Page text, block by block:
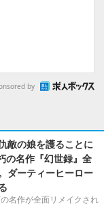
by
敵の娘を護ることに
の名作『幻世録』全
ダーティーヒーロー
名作が全面リメイクされ